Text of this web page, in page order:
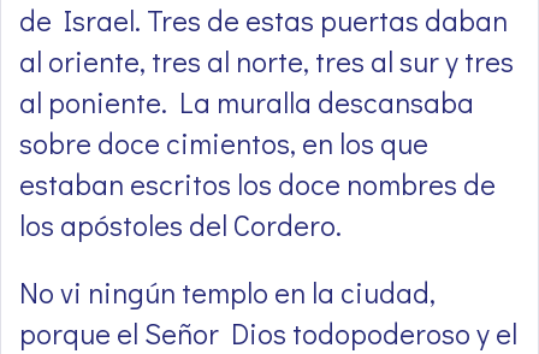
de Israel. Tres de estas puertas daban
al oriente, tres al norte, tres al sur y tres
al poniente. La muralla descansaba
sobre doce cimientos, en los que
estaban escritos los doce nombres de
los apóstoles del Cordero.
No vi ningún templo en la ciudad,
porque el Señor Dios todopoderoso y el